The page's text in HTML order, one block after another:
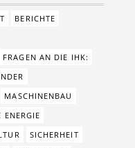
BERICHTE
FRAGEN AN DIE IHK:
MASCHINENBAU
ENERGIE
SICHERHEIT